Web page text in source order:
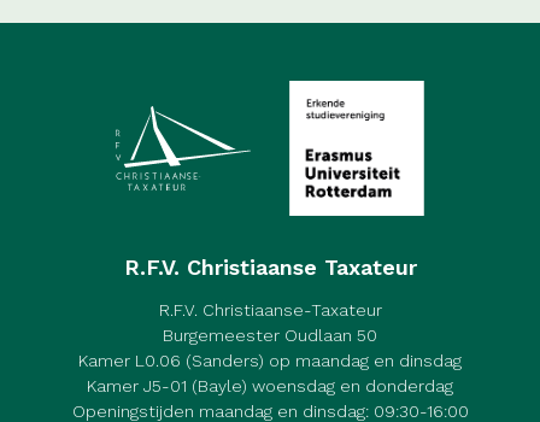
R.F.V. Christiaanse Taxateur
R.F.V. Christiaanse-Taxateur
Burgemeester Oudlaan 50
Kamer L0.06 (Sanders) op maandag en dinsdag
Kamer J5-01 (Bayle) woensdag en donderdag
Openingstijden maandag en dinsdag: 09:30-16:00